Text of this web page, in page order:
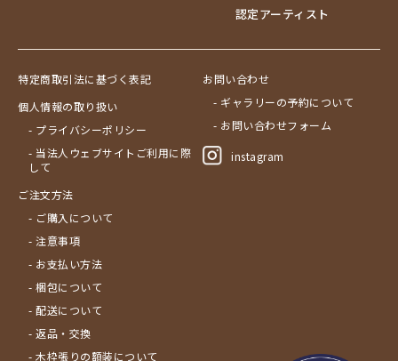
認定アーティスト
特定商取引法に基づく表記
個人情報の取り扱い
- プライバシーポリシー
- 当法人ウェブサイトご利用に際
して
ご注文方法
- ご購入について
- 注意事項
- お支払い方法
- 梱包について
- 配送について
- 返品・交換
- 木枠張りの額装について
お問い合わせ
- ギャラリーの予約について
- お問い合わせフォーム
instagram